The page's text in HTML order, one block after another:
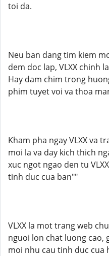
toi da.
Neu ban dang tim kiem
dem doc lap, VLXX chinh
Hay dam chim trong
phim tuyet voi va thoa
Kham pha ngay VLXX va
moi la va day kich thich
xuc ngot ngao den tu
tinh duc cua ban""
VLXX la mot trang web
nguoi lon chat luong cao,
moi nhu cau tinh duc cua